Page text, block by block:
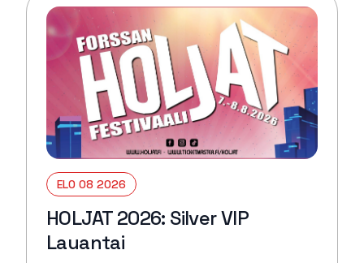
ELO 08 2026
HOLJAT 2026: Silver VIP
Lauantai